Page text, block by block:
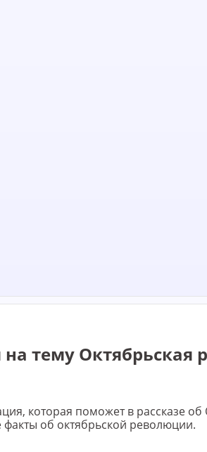
на тему Октябрьская
которая поможет в рассказе
факты об октябрьской революции.